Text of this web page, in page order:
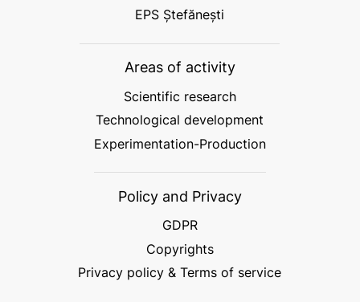
EPS Ștefănești
Areas of activity
Scientific research
Technological development
Experimentation-Production
Policy and Privacy
GDPR
Copyrights
Privacy policy & Terms of service